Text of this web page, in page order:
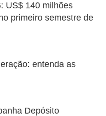
US$ 140 milhões
primeiro semestre de
entenda as
Depósito